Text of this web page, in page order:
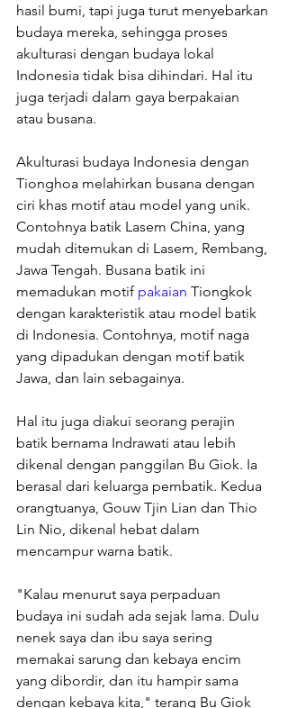
hasil bumi, tapi juga turut menyebarkan
budaya mereka, sehingga proses
akulturasi dengan budaya lokal
Indonesia tidak bisa dihindari. Hal itu
juga terjadi dalam gaya berpakaian
atau busana.
Akulturasi budaya Indonesia dengan
Tionghoa melahirkan busana dengan
ciri khas motif atau model yang unik.
Contohnya batik Lasem China, yang
mudah ditemukan di Lasem, Rembang,
Jawa Tengah. Busana batik ini
memadukan motif pakaian Tiongkok
dengan karakteristik atau model batik
di Indonesia. Contohnya, motif naga
yang dipadukan dengan motif batik
Jawa, dan lain sebagainya.
Hal itu juga diakui seorang perajin
batik bernama Indrawati atau lebih
dikenal dengan panggilan Bu Giok. Ia
berasal dari keluarga pembatik. Kedua
orangtuanya, Gouw Tjin Lian dan Thio
Lin Nio, dikenal hebat dalam
mencampur warna batik.
"Kalau menurut saya perpaduan
budaya ini sudah ada sejak lama. Dulu
nenek saya dan ibu saya sering
memakai sarung dan kebaya encim
yang dibordir, dan itu hampir sama
dengan kebaya kita," terang Bu Giok